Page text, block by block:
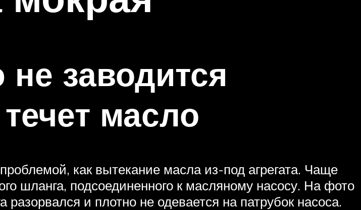
заводится
масло
как вытекание масла из-под агрегата. Чаще
шланга, подсоединенного к масляному насосу. На фото
и плотно не одевается на патрубок насоса.